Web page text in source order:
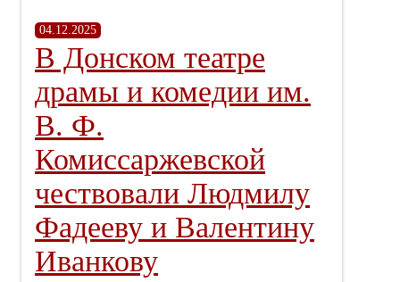
04.12.2025
В Донском театре
драмы и комедии им.
В. Ф.
Комиссаржевской
чествовали Людмилу
Фадееву и Валентину
Иванкову